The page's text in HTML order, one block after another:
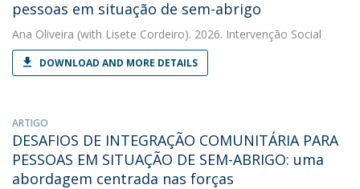
pessoas em situação de sem-abrigo
Ana Oliveira (with Lisete Cordeiro). 2026. Intervenção Social
DOWNLOAD AND MORE DETAILS
ARTIGO
DESAFIOS DE INTEGRAÇÃO COMUNITÁRIA PARA
PESSOAS EM SITUAÇÃO DE SEM-ABRIGO: uma
abordagem centrada nas forças